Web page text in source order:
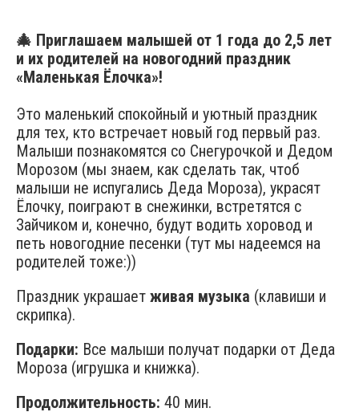
🎄 Приглашаем малышей от 1 года до 2,5 лет
и их родителей на новогодний праздник
«Маленькая Ёлочка»!
Это маленький спокойный и уютный праздник
для тех, кто встречает новый год первый раз.
Малыши познакомятся со Снегурочкой и Дедом
Морозом (мы знаем, как сделать так, чтоб
малыши не испугались Деда Мороза), украсят
Ёлочку, поиграют в снежинки, встретятся с
Зайчиком и, конечно, будут водить хоровод и
петь новогодние песенки (тут мы надеемся на
родителей тоже:))
Праздник украшает живая музыка (клавиши и
скрипка).
Подарки: Все малыши получат подарки от Деда
Мороза (игрушка и книжка).
Продолжительность: 40 мин.